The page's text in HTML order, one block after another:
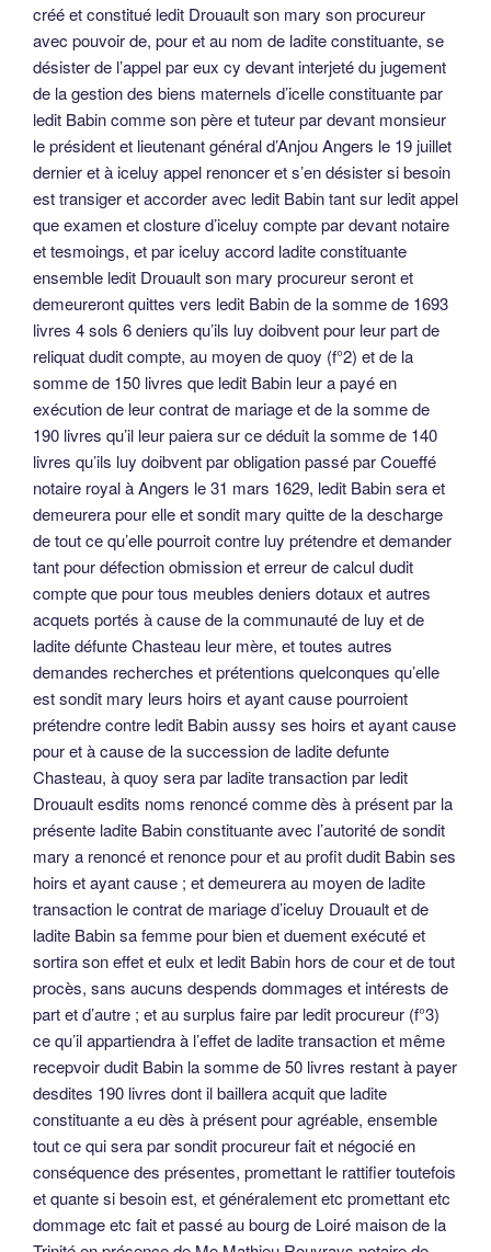
créé et constitué ledit Drouault son mary son procureur
avec pouvoir de, pour et au nom de ladite constituante, se
désister de l’appel par eux cy devant interjeté du jugement
de la gestion des biens maternels d’icelle constituante par
ledit Babin comme son père et tuteur par devant monsieur
le président et lieutenant général d’Anjou Angers le 19 juillet
dernier et à iceluy appel renoncer et s’en désister si besoin
est transiger et accorder avec ledit Babin tant sur ledit appel
que examen et closture d’iceluy compte par devant notaire
et tesmoings, et par iceluy accord ladite constituante
ensemble ledit Drouault son mary procureur seront et
demeureront quittes vers ledit Babin de la somme de 1693
livres 4 sols 6 deniers qu’ils luy doibvent pour leur part de
reliquat dudit compte, au moyen de quoy (f°2) et de la
somme de 150 livres que ledit Babin leur a payé en
exécution de leur contrat de mariage et de la somme de
190 livres qu’il leur paiera sur ce déduit la somme de 140
livres qu’ils luy doibvent par obligation passé par Coueffé
notaire royal à Angers le 31 mars 1629, ledit Babin sera et
demeurera pour elle et sondit mary quitte de la descharge
de tout ce qu’elle pourroit contre luy prétendre et demander
tant pour défection obmission et erreur de calcul dudit
compte que pour tous meubles deniers dotaux et autres
acquets portés à cause de la communauté de luy et de
ladite défunte Chasteau leur mère, et toutes autres
demandes recherches et prétentions quelconques qu’elle
est sondit mary leurs hoirs et ayant cause pourroient
prétendre contre ledit Babin aussy ses hoirs et ayant cause
pour et à cause de la succession de ladite defunte
Chasteau, à quoy sera par ladite transaction par ledit
Drouault esdits noms renoncé comme dès à présent par la
présente ladite Babin constituante avec l’autorité de sondit
mary a renoncé et renonce pour et au profit dudit Babin ses
hoirs et ayant cause ; et demeurera au moyen de ladite
transaction le contrat de mariage d’iceluy Drouault et de
ladite Babin sa femme pour bien et duement exécuté et
sortira son effet et eulx et ledit Babin hors de cour et de tout
procès, sans aucuns despends dommages et intérests de
part et d’autre ; et au surplus faire par ledit procureur (f°3)
ce qu’il appartiendra à l’effet de ladite transaction et même
recepvoir dudit Babin la somme de 50 livres restant à payer
desdites 190 livres dont il baillera acquit que ladite
constituante a eu dès à présent pour agréable, ensemble
tout ce qui sera par sondit procureur fait et négocié en
conséquence des présentes, promettant le rattifier toutefois
et quante si besoin est, et généralement etc promettant etc
dommage etc fait et passé au bourg de Loiré maison de la